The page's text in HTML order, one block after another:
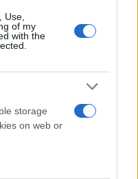
Use,
of my
with the
storage
on web or